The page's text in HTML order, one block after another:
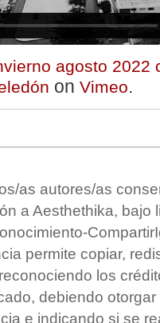
agosto 2022
on Vimeo.
as autores/as
a Aesthethika, bajo
permite copiar,
los
debiendo
e indicando si se